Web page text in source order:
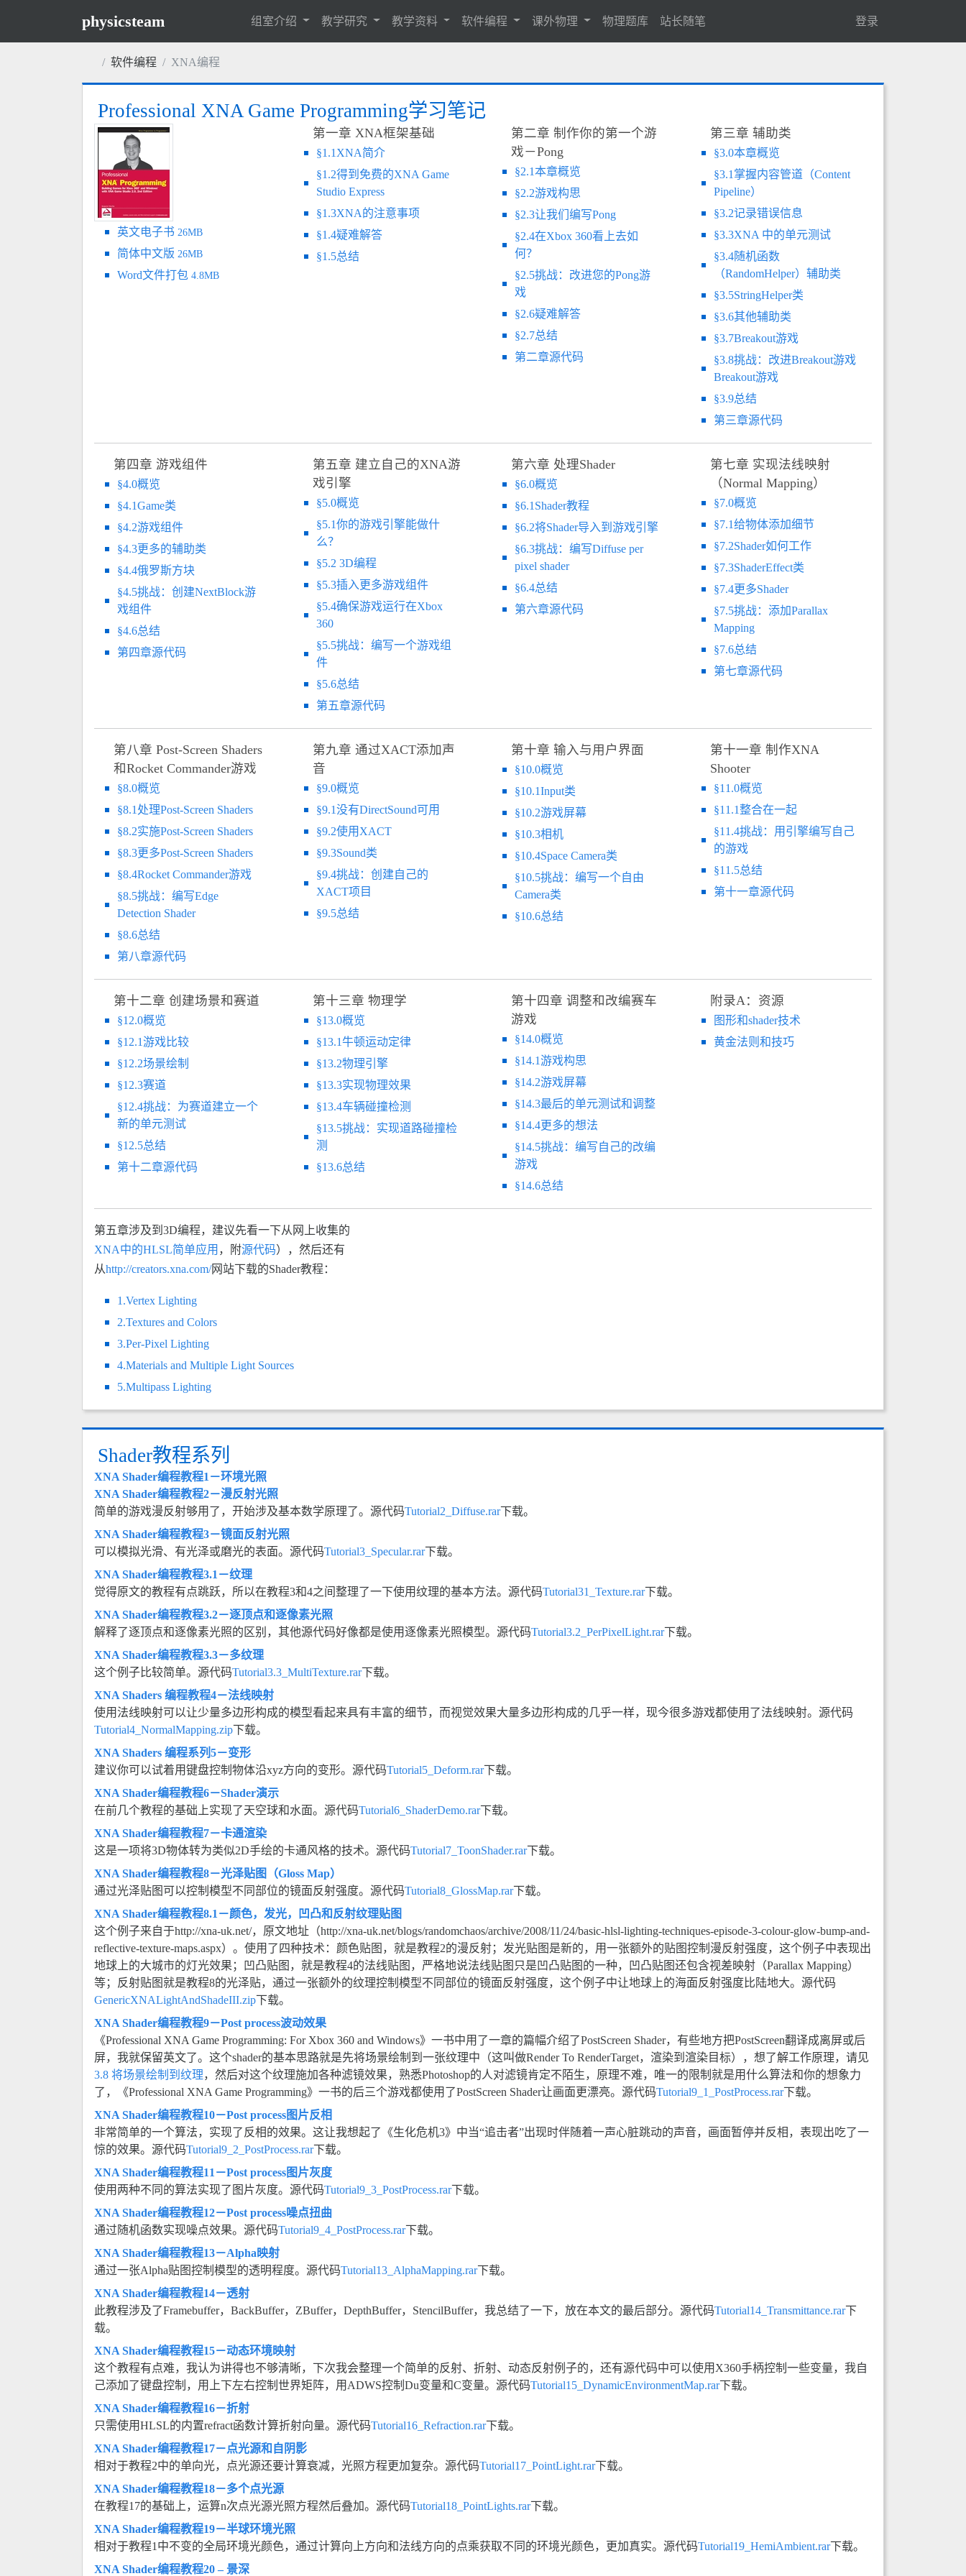
physicsteam 组室介绍 教学研究 教学资料 软件编程 课外物理 物理题库 站长随笔 登录
软件编程 XNA编程
Professional XNA Game Programming学习笔记
英文电子书 26MB
简体中文版 26MB
Word文件打包 4.8MB
第一章 XNA框架基础
§1.1XNA简介
§1.2得到免费的XNA Game
Studio Express
§1.3XNA的注意事项
§1.4疑难解答
§1.5总结
第二章 制作你的第一个游
戏－Pong
§2.1本章概览
§2.2游戏构思
§2.3让我们编写Pong
§2.4在Xbox 360看上去如
何？
§2.5挑战：改进您的Pong游
戏
§2.6疑难解答
§2.7总结
第二章源代码
第三章 辅助类
§3.0本章概览
§3.1掌握内容管道（Content
Pipeline）
§3.2记录错误信息
§3.3XNA 中的单元测试
§3.4随机函数
（RandomHelper）辅助类
§3.5StringHelper类
§3.6其他辅助类
§3.7Breakout游戏
§3.8挑战：改进Breakout游戏
Breakout游戏
§3.9总结
第三章源代码
第四章 游戏组件
§4.0概览
§4.1Game类
§4.2游戏组件
§4.3更多的辅助类
§4.4俄罗斯方块
§4.5挑战：创建NextBlock游
戏组件
§4.6总结
第四章源代码
第五章 建立自己的XNA游
戏引擎
§5.0概览
§5.1你的游戏引擎能做什
么？
§5.2 3D编程
§5.3插入更多游戏组件
§5.4确保游戏运行在Xbox
360
§5.5挑战：编写一个游戏组
件
§5.6总结
第五章源代码
第六章 处理Shader
§6.0概览
§6.1Shader教程
§6.2将Shader导入到游戏引擎
§6.3挑战：编写Diffuse per
pixel shader
§6.4总结
第六章源代码
第七章 实现法线映射
（Normal Mapping）
§7.0概览
§7.1给物体添加细节
§7.2Shader如何工作
§7.3ShaderEffect类
§7.4更多Shader
§7.5挑战：添加Parallax
Mapping
§7.6总结
第七章源代码
第八章 Post-Screen Shaders
和Rocket Commander游戏
§8.0概览
§8.1处理Post-Screen Shaders
§8.2实施Post-Screen Shaders
§8.3更多Post-Screen Shaders
§8.4Rocket Commander游戏
§8.5挑战：编写Edge
Detection Shader
§8.6总结
第八章源代码
第九章 通过XACT添加声
音
§9.0概览
§9.1没有DirectSound可用
§9.2使用XACT
§9.3Sound类
§9.4挑战：创建自己的
XACT项目
§9.5总结
第十章 输入与用户界面
§10.0概览
§10.1Input类
§10.2游戏屏幕
§10.3相机
§10.4Space Camera类
§10.5挑战：编写一个自由
Camera类
§10.6总结
第十一章 制作XNA
Shooter
§11.0概览
§11.1整合在一起
§11.4挑战：用引擎编写自己
的游戏
§11.5总结
第十一章源代码
第十二章 创建场景和赛道
§12.0概览
§12.1游戏比较
§12.2场景绘制
§12.3赛道
§12.4挑战：为赛道建立一个
新的单元测试
§12.5总结
第十二章源代码
第十三章 物理学
§13.0概览
§13.1牛顿运动定律
§13.2物理引擎
§13.3实现物理效果
§13.4车辆碰撞检测
§13.5挑战：实现道路碰撞检
测
§13.6总结
第十四章 调整和改编赛车
游戏
§14.0概览
§14.1游戏构思
§14.2游戏屏幕
§14.3最后的单元测试和调整
§14.4更多的想法
§14.5挑战：编写自己的改编
游戏
§14.6总结
附录A：资源
图形和shader技术
黄金法则和技巧
第五章涉及到3D编程，建议先看一下从网上收集的
XNA中的HLSL简单应用 ，附源代码），然后还有
从http://creators.xna.com/网站下载的Shader教程：
1.Vertex Lighting
2.Textures and Colors
3.Per-Pixel Lighting
4.Materials and Multiple Light Sources
5.Multipass Lighting
Shader教程系列
XNA Shader编程教程1－环境光照
XNA Shader编程教程2－漫反射光照
简单的游戏漫反射够用了，开始涉及基本数学原理了。源代码Tutorial2_Diffuse.rar下载。
XNA Shader编程教程3－镜面反射光照
可以模拟光滑、有光泽或磨光的表面。源代码Tutorial3_Specular.rar下载。
XNA Shader编程教程3.1－纹理
觉得原文的教程有点跳跃，所以在教程3和4之间整理了一下使用纹理的基本方法。源代码Tutorial31_Texture.rar下载。
XNA Shader编程教程3.2－逐顶点和逐像素光照
解释了逐顶点和逐像素光照的区别，其他源代码好像都是使用逐像素光照模型。源代码Tutorial3.2_PerPixelLight.rar下载。
XNA Shader编程教程3.3－多纹理
这个例子比较简单。源代码Tutorial3.3_MultiTexture.rar下载。
XNA Shaders 编程教程4－法线映射
使用法线映射可以让少量多边形构成的模型看起来具有丰富的细节，而视觉效果大量多边形构成的几乎一样，现今很多游戏都使用了法线映射。源代码
Tutorial4_NormalMapping.zip下载。
XNA Shaders 编程系列5－变形
建议你可以试着用键盘控制物体沿xyz方向的变形。源代码Tutorial5_Deform.rar下载。
XNA Shader编程教程6－Shader演示
在前几个教程的基础上实现了天空球和水面。源代码Tutorial6_ShaderDemo.rar下载。
XNA Shader编程教程7－卡通渲染
这是一项将3D物体转为类似2D手绘的卡通风格的技术。源代码Tutorial7_ToonShader.rar下载。
XNA Shader编程教程8－光泽贴图（Gloss Map）
通过光泽贴图可以控制模型不同部位的镜面反射强度。源代码Tutorial8_GlossMap.rar下载。
XNA Shader编程教程8.1－颜色，发光，凹凸和反射纹理贴图
这个例子来自于http://xna-uk.net/，原文地址（http://xna-uk.net/blogs/randomchaos/archive/2008/11/24/basic-hlsl-lighting-techniques-episode-3-colour-glow-bump-and-
reflective-texture-maps.aspx）。使用了四种技术：颜色贴图，就是教程2的漫反射；发光贴图是新的，用一张额外的贴图控制漫反射强度，这个例子中表现出
地球上的大城市的灯光效果；凹凸贴图，就是教程4的法线贴图，严格地说法线贴图只是凹凸贴图的一种，凹凸贴图还包含视差映射（Parallax Mapping）
等；反射贴图就是教程8的光泽贴，通过一张额外的纹理控制模型不同部位的镜面反射强度，这个例子中让地球上的海面反射强度比陆地大。源代码
GenericXNALightAndShadeIII.zip下载。
XNA Shader编程教程9－Post process波动效果
《Professional XNA Game Programming: For Xbox 360 and Windows》一书中用了一章的篇幅介绍了PostScreen Shader，有些地方把PostScreen翻译成离屏或后
屏，我就保留英文了。这个shader的基本思路就是先将场景绘制到一张纹理中（这叫做Render To RenderTarget，渲染到渲染目标），想了解工作原理，请见
3.8 将场景绘制到纹理，然后对这个纹理施加各种滤镜效果，熟悉Photoshop的人对滤镜肯定不陌生，原理不难，唯一的限制就是用什么算法和你的想象力
了，《Professional XNA Game Programming》一书的后三个游戏都使用了PostScreen Shader让画面更漂亮。源代码Tutorial9_1_PostProcess.rar下载。
XNA Shader编程教程10－Post process图片反相
非常简单的一个算法，实现了反相的效果。这让我想起了《生化危机3》中当“追击者”出现时伴随着一声心脏跳动的声音，画面暂停并反相，表现出吃了一
惊的效果。源代码Tutorial9_2_PostProcess.rar下载。
XNA Shader编程教程11－Post process图片灰度
使用两种不同的算法实现了图片灰度。源代码Tutorial9_3_PostProcess.rar下载。
XNA Shader编程教程12－Post process噪点扭曲
通过随机函数实现噪点效果。源代码Tutorial9_4_PostProcess.rar下载。
XNA Shader编程教程13－Alpha映射
通过一张Alpha贴图控制模型的透明程度。源代码Tutorial13_AlphaMapping.rar下载。
XNA Shader编程教程14－透射
此教程涉及了Framebuffer，BackBuffer，ZBuffer，DepthBuffer，StencilBuffer，我总结了一下，放在本文的最后部分。源代码Tutorial14_Transmittance.rar下
载。
XNA Shader编程教程15－动态环境映射
这个教程有点难，我认为讲得也不够清晰，下次我会整理一个简单的反射、折射、动态反射例子的，还有源代码中可以使用X360手柄控制一些变量，我自
己添加了键盘控制，用上下左右控制世界矩阵，用ADWS控制Du变量和C变量。源代码Tutorial15_DynamicEnvironmentMap.rar下载。
XNA Shader编程教程16－折射
只需使用HLSL的内置refract函数计算折射向量。源代码Tutorial16_Refraction.rar下载。
XNA Shader编程教程17－点光源和自阴影
相对于教程2中的单向光，点光源还要计算衰减，光照方程更加复杂。源代码Tutorial17_PointLight.rar下载。
XNA Shader编程教程18－多个点光源
在教程17的基础上，运算n次点光源光照方程然后叠加。源代码Tutorial18_PointLights.rar下载。
XNA Shader编程教程19－半球环境光照
相对于教程1中不变的全局环境光颜色，通过计算向上方向和法线方向的点乘获取不同的环境光颜色，更加真实。源代码Tutorial19_HemiAmbient.rar下载。
XNA Shader编程教程20 – 景深